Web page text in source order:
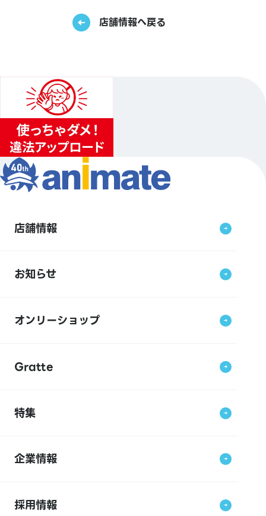
店舗情報へ戻る
店舗情報
お知らせ
オンリーショップ
Gratte
特集
企業情報
採用情報